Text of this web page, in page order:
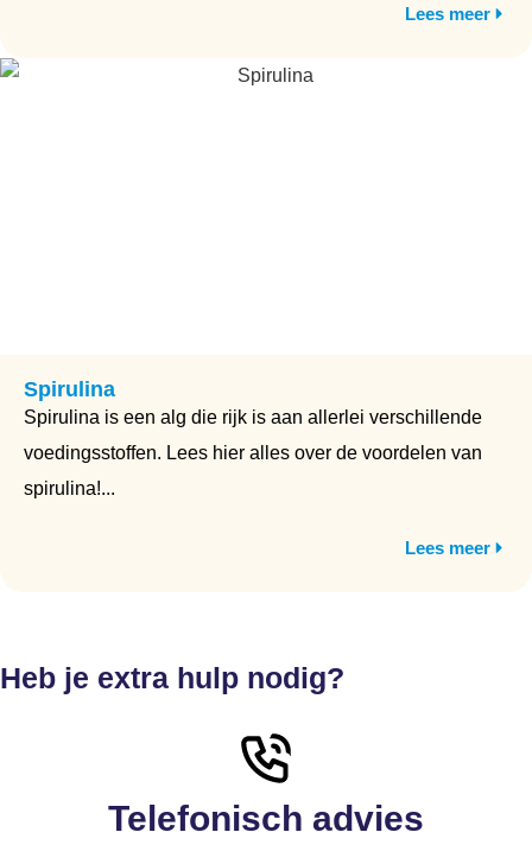
Lees meer
Spirulina
Spirulina is een alg die rijk is aan allerlei verschillende
voedingsstoffen. Lees hier alles over de voordelen van
spirulina!...
Lees meer
Heb je extra hulp nodig?
Telefonisch advies